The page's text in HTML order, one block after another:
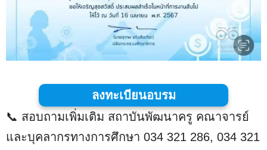
ลงทะเบียนอบรม
📞 สอบถามเพิ่มเติม สถาบันพัฒนาครู คณาจารย์
และบุคลากรทางการศึกษา 034 321 286, 034 321